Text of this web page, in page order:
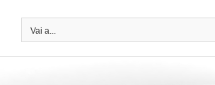
Vai a...